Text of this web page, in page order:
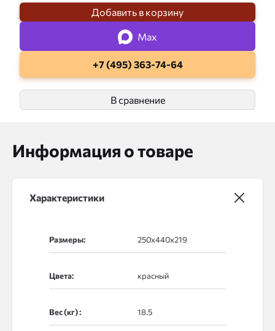
Добавить в корзину
Max
+7 (495) 363-74-64
В сравнение
Информация о товаре
Характеристики
Размеры:
Цвета:
Вес (кг) :